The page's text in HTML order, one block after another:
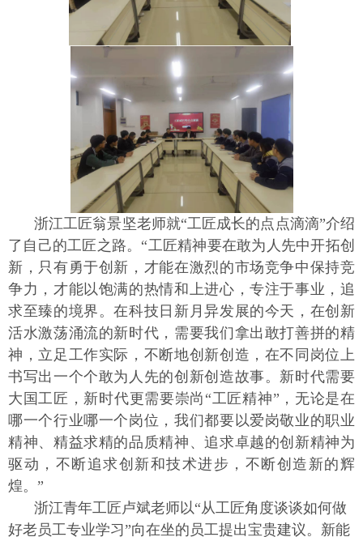
浙江工匠翁景坚老师就“工匠成长的点点滴滴”介绍
了自己的工匠之路。“工匠精神要在敢为人先中开拓创
新，只有勇于创新，才能在激烈的市场竞争中保持竞
争力，才能以饱满的热情和上进心，专注于事业，追
求至臻的境界。在科技日新月异发展的今天，在创新
活水激荡涌流的新时代，需要我们拿出敢打善拼的精
神，立足工作实际，不断地创新创造，在不同岗位上
书写出一个个敢为人先的创新创造故事。新时代需要
大国工匠，新时代更需要崇尚“工匠精神”，无论是在
哪一个行业哪一个岗位，我们都要以爱岗敬业的职业
精神、精益求精的品质精神、追求卓越的创新精神为
驱动，不断追求创新和技术进步，不断创造新的辉
煌。”
浙江青年工匠卢斌老师以“从工匠角度谈谈如何做
好老员工专业学习”向在坐的员工提出宝贵建议。新能